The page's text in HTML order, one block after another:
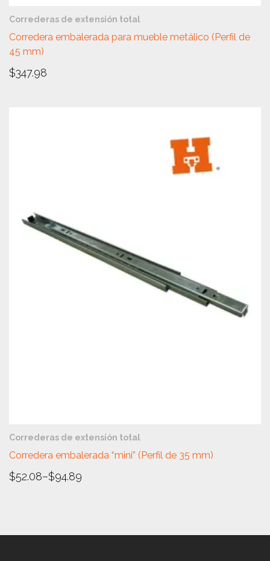
Correderas de extensión total
Corredera embalerada para mueble metálico (Perfil de
45 mm)
$347.98
Correderas de extensión total
Corredera embalerada “mini” (Perfil de 35 mm)
$52.08–$94.89